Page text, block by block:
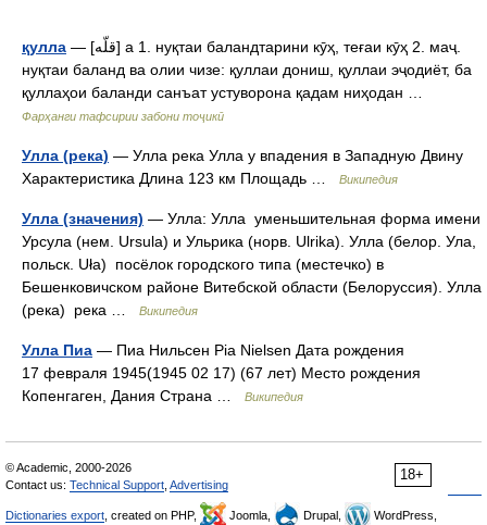
қулла — [قلّه] а 1. нуқтаи баландтарини кӯҳ, теғаи кӯҳ 2. маҷ.
нуқтаи баланд ва олии чизе: қуллаи дониш, қуллаи эҷодиёт, ба
қуллаҳои баланди санъат устуворона қадам ниҳодан …
Фарҳанги тафсирии забони тоҷикӣ
Улла (река) — Улла река Улла у впадения в Западную Двину
Характеристика Длина 123 км Площадь …
Википедия
Улла (значения) — Улла: Улла уменьшительная форма имени
Урсула (нем. Ursula) и Ульрика (норв. Ulrika). Улла (белор. Ула,
польск. Uła) посёлок городского типа (местечко) в
Бешенковичском районе Витебской области (Белоруссия). Улла
(река) река …
Википедия
Улла Пиа — Пиа Нильсен Pia Nielsen Дата рождения
17 февраля 1945(1945 02 17) (67 лет) Место рождения
Копенгаген, Дания Страна …
Википедия
18+
© Academic, 2000-2026
Contact us: Technical Support Advertising
Dictionaries export , created on PHP, Joomla, Drupal,
WordPress,